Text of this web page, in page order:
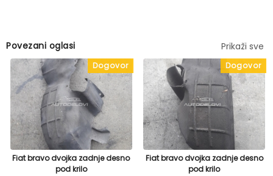
Povezani oglasi Prikaži sve
Dogovor
Fiat bravo dvojka zadnje desno
pod krilo
Dogovor
Fiat bravo dvojka zadnje desno
pod krilo